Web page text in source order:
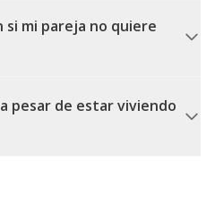
si mi pareja no quiere
pesar de estar viviendo